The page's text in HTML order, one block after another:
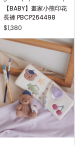
【BABY】畫家小熊印花
長褲 PBCP264498
$1,380